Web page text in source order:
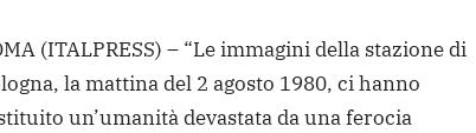
(ITALPRESS) – “Le immagini della stazione di
la mattina del 2 agosto 1980, ci hanno
un’umanità devastata da una ferocia